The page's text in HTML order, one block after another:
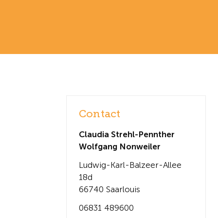
Contact
Claudia Strehl-Pennther
Wolfgang Nonweiler
Ludwig-Karl-Balzeer-Allee
18d
66740 Saarlouis
06831 489600